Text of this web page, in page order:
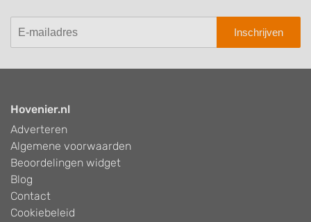
Inschrijven
Hovenier.nl
Adverteren
Algemene voorwaarden
Beoordelingen widget
Blog
Contact
Cookiebeleid